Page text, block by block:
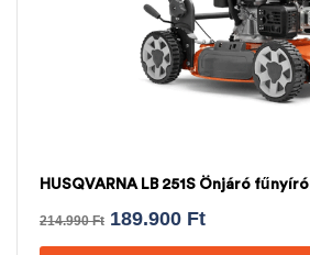
HUSQVARNA LB 251S Önjáró fűnyíró
214.990Ft 189.900 Ft